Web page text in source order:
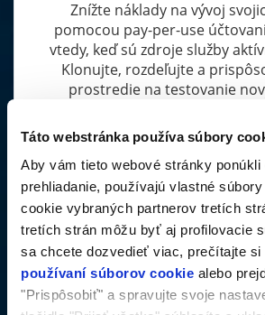
Táto webstránka používa súbory
Aby vám tieto webové stránky ponúkli
prehliadanie, používajú vlastné
cookie vybraných partnerov tretích
tretích strán môžu byť aj profilovacie
sa chcete dozvedieť viac, prečítajte si
používaní súborov cookie alebo
"Prispôsobiť" a spravujte svoje
Znížte náklady na vývoj
pomocou pay-per-use
vtedy, keď sú zdroje služby
Klonujte, rozdeľujte a
prostredie na testovanie
Migrácia IT